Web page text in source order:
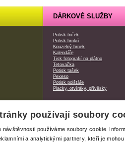
DÁRKOVÉ SLUŽBY
Potisk triček
Potisk hrnků
Kouzelný hrnek
Kalendáře
Tisk fotografií na plátno
Tetovačka
Potisk tašek
Pexeso
Potisk polštáře
Placky, otvíráky, přívěsky
Media používají soubory
návštěvnosti používáme soubory cookie.
a analytickými partnery, kteří je